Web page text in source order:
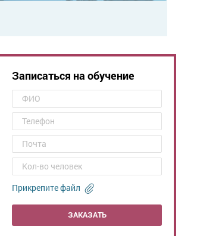
Записаться на обучение
Прикрепите файл
ЗАКАЗАТЬ